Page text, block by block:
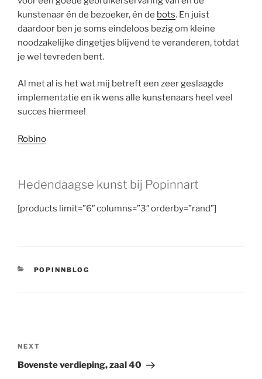
kunstenaar én de bezoeker, én de bots. En juist
daardoor ben je soms eindeloos bezig om kleine
noodzakelijke dingetjes blijvend te veranderen, totdat
je wel tevreden bent.
Al met al is het wat mij betreft een zeer geslaagde
implementatie en ik wens alle kunstenaars heel veel
succes hiermee!
Robino
Hedendaagse kunst bij Popinnart
[products limit=”6″ columns=”3″ orderby=”rand”]
CATEGORIES
POPINNBLOG
navigation
Next
Post
NEXT
Bovenste verdieping, zaal 40